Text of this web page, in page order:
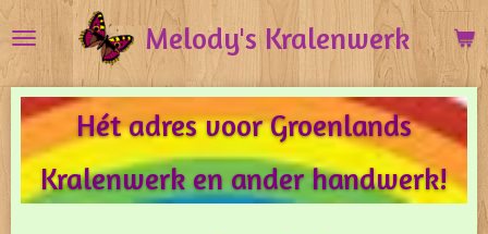
direct
naar
hoofdinhoud
Melody's Kralenwerk
Hét adres voor Groenlands
Kralenwerk en ander handwerk!